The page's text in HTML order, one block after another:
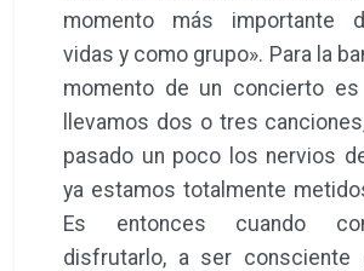
momento más importante
vidas y como grupo». Para la
momento de un concierto es
llevamos dos o tres
pasado un poco los nervios
ya estamos totalmente
Es entonces cuando
disfrutarlo, a ser consciente